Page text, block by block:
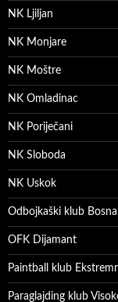
NK Ljiljan
NK Monjare
NK Moštre
NK Omladinac
NK Poriječani
NK Sloboda
NK Uskok
Odbojkaški klub
OFK Dijamant
Paintball klub
Paraglajding klub